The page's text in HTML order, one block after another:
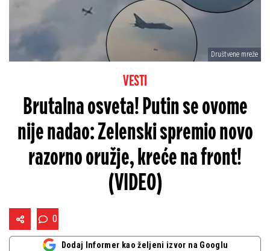
Društvene mreže
VESTI
Brutalna osveta! Putin se ovome
nije nadao: Zelenski spremio novo
razorno oružje, kreće na front!
(VIDEO)
0
Dodaj Informer kao željeni izvor na Googlu